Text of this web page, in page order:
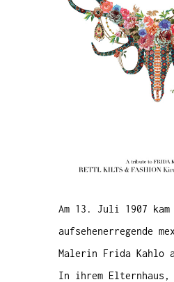
Am 13. Juli 1907
aufsehenerregende
Malerin Frida Kahlo
In ihrem Elternhaus,